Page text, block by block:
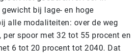
bij lage- en hoge
alle modaliteiten: over de weg
per spoor met 32 tot 55 procent en
6 tot 20 procent tot 2040. Dat